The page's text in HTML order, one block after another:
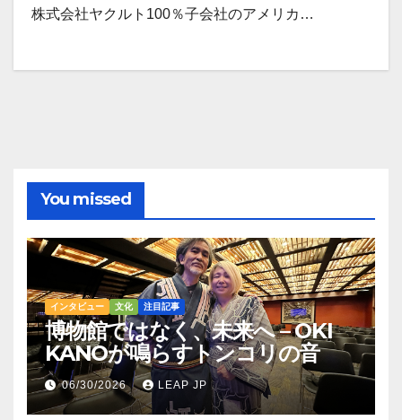
株式会社ヤクルト100％子会社のアメリカ…
You missed
インタビュー 文化 注目記事
博物館ではなく、未来へ – OKI
KANOが鳴らすトンコリの音
06/30/2026 LEAP JP